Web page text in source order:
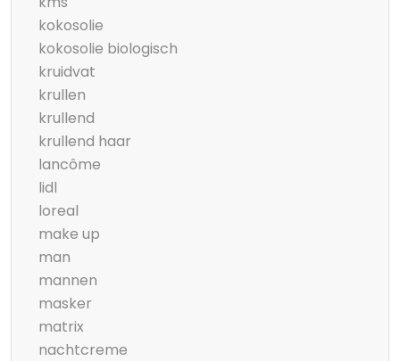
kokosolie
kokosolie biologisch
kruidvat
krullen
krullend
krullend haar
lancôme
lidl
loreal
make up
man
mannen
masker
matrix
nachtcreme